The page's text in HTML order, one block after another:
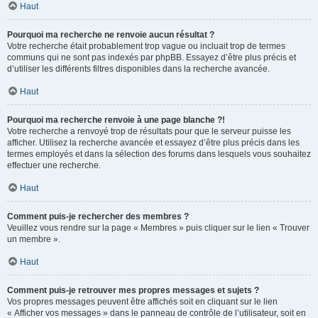
Haut
Pourquoi ma recherche ne renvoie aucun résultat ?
Votre recherche était probablement trop vague ou incluait trop de termes
communs qui ne sont pas indexés par phpBB. Essayez d’être plus précis et
d’utiliser les différents filtres disponibles dans la recherche avancée.
Haut
Pourquoi ma recherche renvoie à une page blanche ?!
Votre recherche a renvoyé trop de résultats pour que le serveur puisse les
afficher. Utilisez la recherche avancée et essayez d’être plus précis dans les
termes employés et dans la sélection des forums dans lesquels vous souhaitez
effectuer une recherche.
Haut
Comment puis-je rechercher des membres ?
Veuillez vous rendre sur la page « Membres » puis cliquer sur le lien « Trouver
un membre ».
Haut
Comment puis-je retrouver mes propres messages et sujets ?
Vos propres messages peuvent être affichés soit en cliquant sur le lien
« Afficher vos messages » dans le panneau de contrôle de l’utilisateur, soit en